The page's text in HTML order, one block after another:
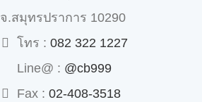
จ.สมุทรปราการ 10290
โทร : 082 322 1227
Line@ : @cb999
Fax : 02-408-3518